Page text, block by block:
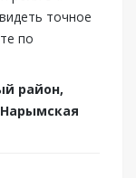
точное
по
район,
Нарымская